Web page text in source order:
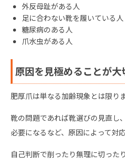
外反母趾がある人
足に合わない靴を履いている人
糖尿病のある人
爪水虫がある人
原因を見極めることが大
肥厚爪は単なる加齢現象とは限り
靴の問題であれば靴選びの見直し
必要になるなど、原因によって対
自己判断で削ったり無理に切った